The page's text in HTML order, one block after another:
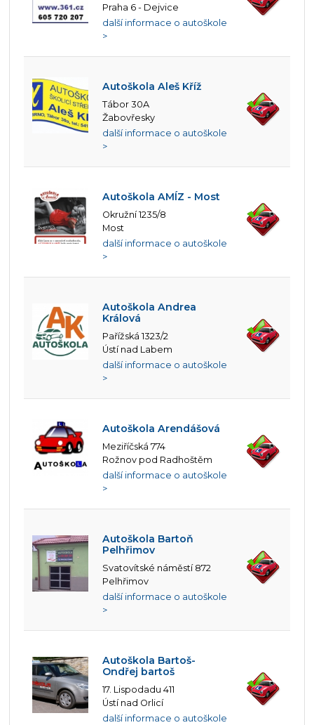
Praha 6 - Dejvice
další informace o autoškole
>
Autoškola Aleš Kříž
Tábor 30A
Žabovřesky
další informace o autoškole
>
Autoškola AMÍZ - Most
Okružní 1235/8
Most
další informace o autoškole
>
Autoškola Andrea
Králová
Pařížská 1323/2
Ústí nad Labem
další informace o autoškole
>
Autoškola Arendášová
Meziříčská 774
Rožnov pod Radhoštěm
další informace o autoškole
>
Autoškola Bartoň
Pelhřimov
Svatovítské náměstí 872
Pelhřimov
další informace o autoškole
>
Autoškola Bartoš-
Ondřej bartoš
17. Lispodadu 411
Ústí nad Orlicí
další informace o autoškole